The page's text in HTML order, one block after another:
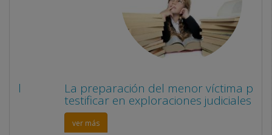
La preparación del menor víctima para
testificar en exploraciones judiciales